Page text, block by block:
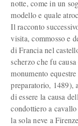
notte, come in un
modello e quale
Il racconto
visita, commosso e
di Francia nel
scherzo che fu
monumento
preparatorio, 1489),
di essere la causa
condottiero a
la sola neve a